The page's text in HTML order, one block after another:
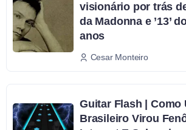
visionário por trás
da Madonna e ’13’
anos
Cesar Monteiro
Guitar Flash | Como
Brasileiro Virou